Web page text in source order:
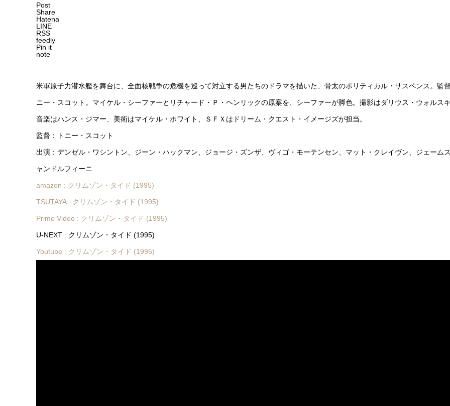
Post
Share
Hatena
LINE
RSS
feedly
Pin it
note
米軍原子力潜水艦を舞台に、全面核戦争の危機を巡って対立する男たちのドラマを描いた、骨太のポリティカル・サスペンス。監
ニー・スコット。マイケル・シーファーとリチャード・Ｐ・ヘンリックの原案を、シーファーが脚色。撮影はダリウス・ウォルス
音楽はハンス・ジマー、美術はマイケル・ホワイト、ＳＦＸはドリーム・クエスト・イメージズが担当。
監督：トニー・スコット
出演：デンゼル・ワシントン、ジーン・ハックマン、ジョージ・ズンザ、ヴィゴ・モーテンセン、マット・クレイヴン、ジェーム
ャンドルフィーニ
amazon : クリムゾン・タイド (1995)
TSUTAYA : クリムゾン・タイド (1995)
Prime Video : クリムゾン・タイド (1995)
U-NEXT : クリムゾン・タイド (1995)
Youtube : クリムゾン・タイド (1995)